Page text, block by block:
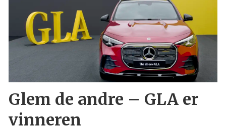
Glem de andre – GLA er
vinneren